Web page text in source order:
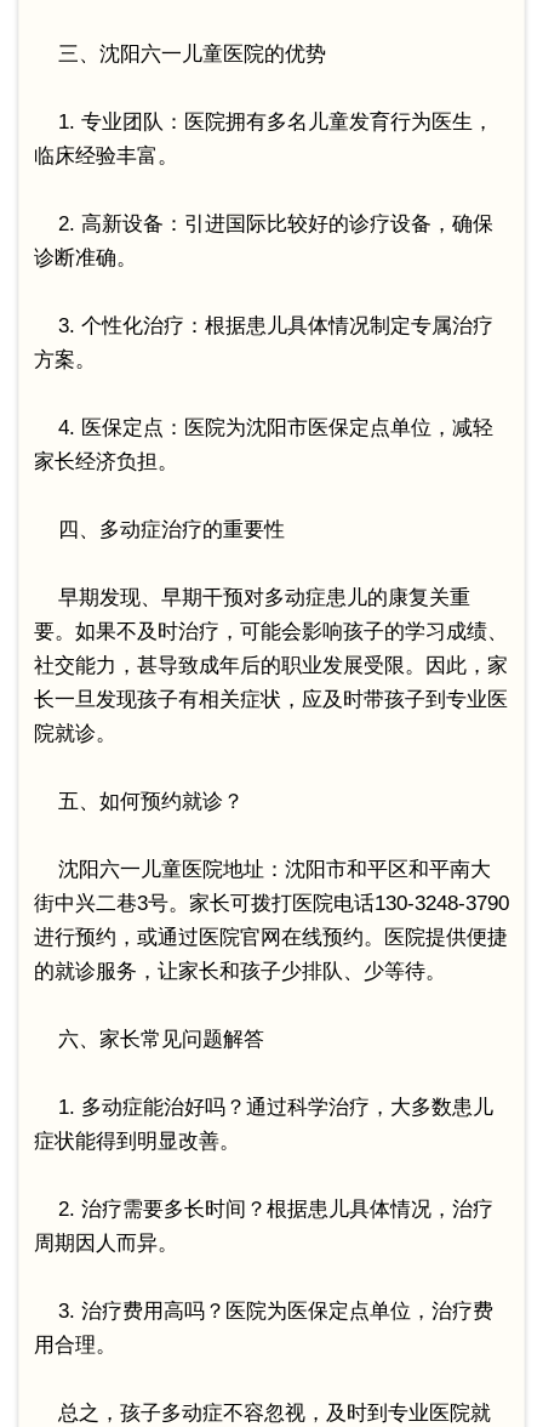
三、沈阳六一儿童医院的优势
1. 专业团队：医院拥有多名儿童发育行为医生，
临床经验丰富。
2. 高新设备：引进国际比较好的诊疗设备，确保
诊断准确。
3. 个性化治疗：根据患儿具体情况制定专属治疗
方案。
4. 医保定点：医院为沈阳市医保定点单位，减轻
家长经济负担。
四、多动症治疗的重要性
早期发现、早期干预对多动症患儿的康复关重
要。如果不及时治疗，可能会影响孩子的学习成绩、
社交能力，甚导致成年后的职业发展受限。因此，家
长一旦发现孩子有相关症状，应及时带孩子到专业医
院就诊。
五、如何预约就诊？
沈阳六一儿童医院地址：沈阳市和平区和平南大
街中兴二巷3号。家长可拨打医院电话130-3248-3790
进行预约，或通过医院官网在线预约。医院提供便捷
的就诊服务，让家长和孩子少排队、少等待。
六、家长常见问题解答
1. 多动症能治好吗？通过科学治疗，大多数患儿
症状能得到明显改善。
2. 治疗需要多长时间？根据患儿具体情况，治疗
周期因人而异。
3. 治疗费用高吗？医院为医保定点单位，治疗费
用合理。
总之，孩子多动症不容忽视，及时到专业医院就